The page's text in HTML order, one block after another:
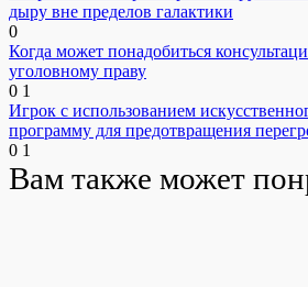
дыру вне пределов галактики
0
Когда может понадобиться
уголовному праву
0 1
Игрок с использованием
программу для предотвращения
0 1
Вам также может